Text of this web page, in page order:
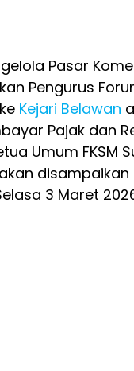
Pasar
Pengurus
Kejari Belawan
Pajak dan
Umum FKSM
disampaikan
3 Maret